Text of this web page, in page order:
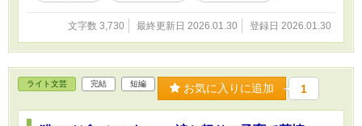
文字数 3,730 最終更新日 2026.01.30 登録日 2026.01.30
ライト文芸 完結 短編 お気に入りに追加 1